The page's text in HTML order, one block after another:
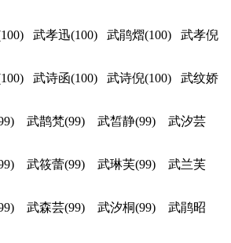
武孝迅(100) 武鹃熠(100) 武孝倪
武诗函(100) 武诗倪(100) 武纹娇
武鹊梵(99) 武皙静(99) 武汐芸
武筱蕾(99) 武琳芙(99) 武兰芙
武森芸(99) 武汐桐(99) 武鹃昭